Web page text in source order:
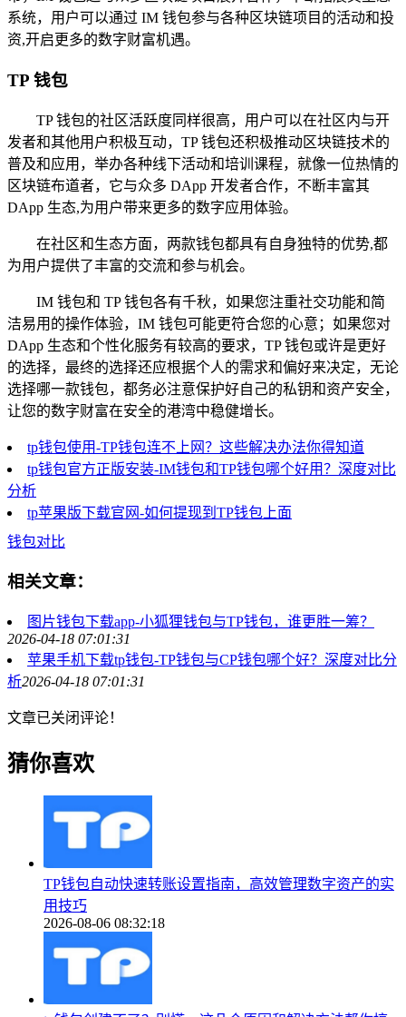
系统，用户可以通过 IM 钱包参与各种区块链项目的活动和投
资,开启更多的数字财富机遇。
TP 钱包
TP 钱包的社区活跃度同样很高，用户可以在社区内与开
发者和其他用户积极互动，TP 钱包还积极推动区块链技术的
普及和应用，举办各种线下活动和培训课程，就像一位热情的
区块链布道者，它与众多 DApp 开发者合作，不断丰富其
DApp 生态,为用户带来更多的数字应用体验。
在社区和生态方面，两款钱包都具有自身独特的优势,都
为用户提供了丰富的交流和参与机会。
IM 钱包和 TP 钱包各有千秋，如果您注重社交功能和简
洁易用的操作体验，IM 钱包可能更符合您的心意；如果您对
DApp 生态和个性化服务有较高的要求，TP 钱包或许是更好
的选择，最终的选择还应根据个人的需求和偏好来决定，无论
选择哪一款钱包，都务必注意保护好自己的私钥和资产安全，
让您的数字财富在安全的港湾中稳健增长。
tp钱包使用-TP钱包连不上网？这些解决办法你得知道
tp钱包官方正版安装-IM钱包和TP钱包哪个好用？深度对比
分析
tp苹果版下载官网-如何提现到TP钱包上面
钱包对比
相关文章：
图片钱包下载app-小狐狸钱包与TP钱包，谁更胜一筹？
2026-04-18 07:01:31
苹果手机下载tp钱包-TP钱包与CP钱包哪个好？深度对比分
析2026-04-18 07:01:31
文章已关闭评论！
猜你喜欢
TP钱包自动快速转账设置指南，高效管理数字资产的实
用技巧
2026-08-06 08:32:18